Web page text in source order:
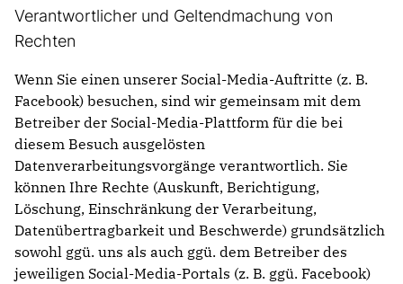
Verantwortlicher und Geltendmachung von
Rechten
Wenn Sie einen unserer Social-Media-Auftritte (z. B.
Facebook) besuchen, sind wir gemeinsam mit dem
Betreiber der Social-Media-Plattform für die bei
diesem Besuch ausgelösten
Datenverarbeitungsvorgänge verantwortlich. Sie
können Ihre Rechte (Auskunft, Berichtigung,
Löschung, Einschränkung der Verarbeitung,
Datenübertragbarkeit und Beschwerde) grundsätzlich
sowohl ggü. uns als auch ggü. dem Betreiber des
jeweiligen Social-Media-Portals (z. B. ggü. Facebook)